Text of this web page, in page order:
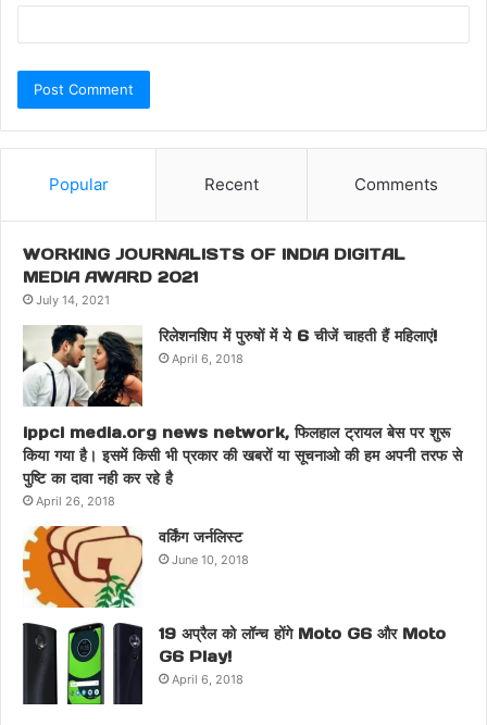
Popular Recent Comments
WORKING JOURNALISTS OF INDIA DIGITAL
MEDIA AWARD 2021
July 14, 2021
रिलेशनशिप में पुरुषों में ये 6 चीजें चाहती हैं महिलाएं!
April 6, 2018
ippci media.org news network, फिलहाल ट्रायल बेस पर शुरू
किया गया है। इसमें किसी भी प्रकार की खबरों या सूचनाओ की हम अपनी तरफ से
पुष्टि का दावा नही कर रहे है
April 26, 2018
वर्किंग जर्नलिस्ट
June 10, 2018
19 अप्रैल को लॉन्च होंगे Moto G6 और Moto
G6 Play!
April 6, 2018